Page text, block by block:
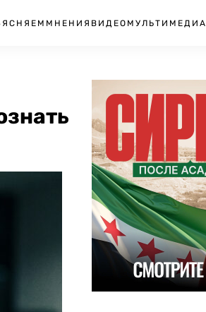
МНЕНИЯ ВИДЕО МУЛЬТИМЕДИА